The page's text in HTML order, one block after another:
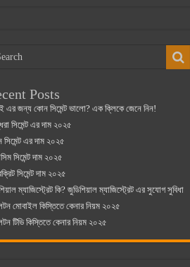
Posts
এর জন্য কোন সিমেন্ট ভালো? এক ক্লিকে জেনে নিন!
সিমেন্ট এর দাম ২০২৫
সিমেন্ট এর দাম ২০২৫
সিমেন্ট দাম ২০২৫
সিমেন্ট দাম ২০২৫
ম্যাজিস্ট্রেট কি? জুডিশিয়াল ম্যাজিস্ট্রেট এর সুযোগ সুবিধা
মোবাইল কিস্তিতে কেনার নিয়ম ২০২৫
টিভি কিস্তিতে কেনার নিয়ম ২০২৫